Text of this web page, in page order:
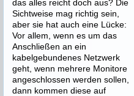
das alles reicht doch aus? Die
Sichtweise mag richtig sein,
aber sie hat auch eine Lücke:
Vor allem, wenn es um das
Anschließen an ein
kabelgebundenes Netzwerk
geht, wenn mehrere Monitore
angeschlossen werden sollen,
dann kommen diese auf